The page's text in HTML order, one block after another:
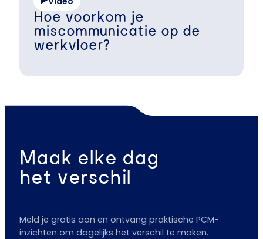
Hoe voorkom je
miscommunicatie op de
werkvloer?
Maak elke dag
het verschil
Meld je gratis aan en ontvang praktische PCM-
inzichten om dagelijks het verschil te maken.